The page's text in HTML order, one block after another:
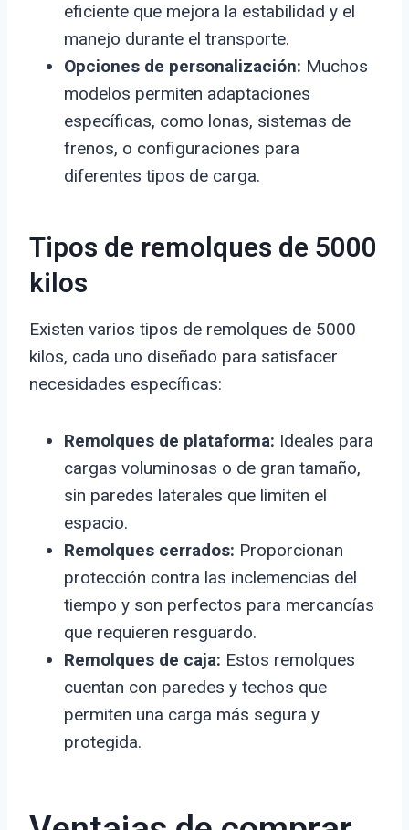
eficiente que mejora la estabilidad y el
manejo durante el transporte.
Opciones de personalización: Muchos
modelos permiten adaptaciones
específicas, como lonas, sistemas de
frenos, o configuraciones para
diferentes tipos de carga.
Tipos de remolques de 5000
kilos
Existen varios tipos de remolques de 5000
kilos, cada uno diseñado para satisfacer
necesidades específicas:
Remolques de plataforma: Ideales para
cargas voluminosas o de gran tamaño,
sin paredes laterales que limiten el
espacio.
Remolques cerrados: Proporcionan
protección contra las inclemencias del
tiempo y son perfectos para mercancías
que requieren resguardo.
Remolques de caja: Estos remolques
cuentan con paredes y techos que
permiten una carga más segura y
protegida.